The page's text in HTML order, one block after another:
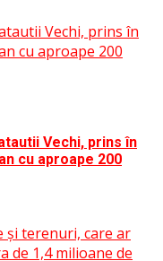
Vechi, prins în
cu aproape 200
Vechi, prins în
cu aproape 200
și terenuri, care ar
de 1,4 milioane de